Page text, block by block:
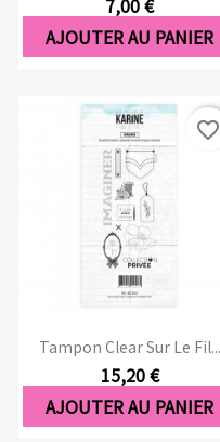
AJOUTER AU PANIER
Tampon Clear Sur Le Fil...
15,20 €
AJOUTER AU PANIER
favorite_border